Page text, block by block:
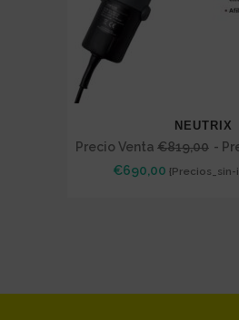
NEUTRIX
Precio Venta €819,00 -
€690,00